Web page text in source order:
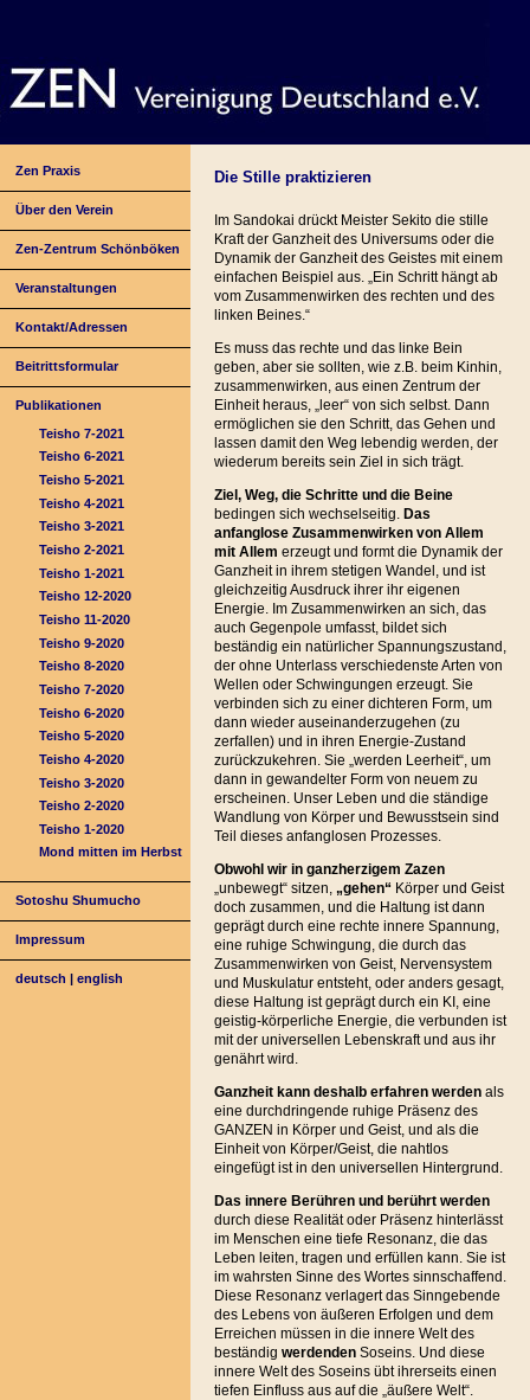
Zen Praxis
Über den Verein
Zen-Zentrum Schönböken
Veranstaltungen
Kontakt/Adressen
Beitrittsformular
Publikationen
Teisho 7-2021
Teisho 6-2021
Teisho 5-2021
Teisho 4-2021
Teisho 3-2021
Teisho 2-2021
Teisho 1-2021
Teisho 12-2020
Teisho 11-2020
Teisho 9-2020
Teisho 8-2020
Teisho 7-2020
Teisho 6-2020
Teisho 5-2020
Teisho 4-2020
Teisho 3-2020
Teisho 2-2020
Teisho 1-2020
Mond mitten im Herbst
Sotoshu Shumucho
Impressum
deutsch |english
Die Stille praktizieren
Im Sandokai drückt Meister Sekito die stille
Kraft der Ganzheit des Universums oder die
Dynamik der Ganzheit des Geistes mit einem
einfachen Beispiel aus. „Ein Schritt hängt ab
vom Zusammenwirken des rechten und des
linken Beines.“
Es muss das rechte und das linke Bein
geben, aber sie sollten, wie z.B. beim Kinhin,
zusammenwirken, aus einen Zentrum der
Einheit heraus, „leer“ von sich selbst. Dann
ermöglichen sie den Schritt, das Gehen und
lassen damit den Weg lebendig werden, der
wiederum bereits sein Ziel in sich trägt.
Ziel, Weg, die Schritte und die Beine
bedingen sich wechselseitig.Das
anfanglose Zusammenwirken von Allem
mit Allem erzeugt und formt die Dynamik der
Ganzheit in ihrem stetigen Wandel, und ist
gleichzeitig Ausdruck ihrer ihr eigenen
Energie. Im Zusammenwirken an sich, das
auch Gegenpole umfasst, bildet sich
beständig ein natürlicher Spannungszustand,
der ohne Unterlass verschiedenste Arten von
Wellen oder Schwingungen erzeugt. Sie
verbinden sich zu einer dichteren Form, um
dann wieder auseinanderzugehen (zu
zerfallen) und in ihren Energie-Zustand
zurückzukehren. Sie „werden Leerheit“, um
dann in gewandelter Form von neuem zu
erscheinen. Unser Leben und die ständige
Wandlung von Körper und Bewusstsein sind
Teil dieses anfanglosen Prozesses.
Obwohl wir in ganzherzigem Zazen
„unbewegt“ sitzen, „gehen“ Körper und Geist
doch zusammen, und die Haltung ist dann
geprägt durch eine rechte innere Spannung,
eine ruhige Schwingung, die durch das
Zusammenwirken von Geist, Nervensystem
und Muskulatur entsteht, oder anders gesagt,
diese Haltung ist geprägt durch ein KI, eine
geistig-körperliche Energie, die verbunden ist
mit der universellen Lebenskraft und aus ihr
genährt wird.
Ganzheit kann deshalb erfahren werdenals
eine durchdringende ruhige Präsenz des
GANZEN in Körper und Geist, und als die
Einheit von Körper/Geist, die nahtlos
eingefügt ist in den universellen Hintergrund.
Das innere Berühren und berührt werden
durch diese Realität oder Präsenz hinterlässt
im Menschen eine tiefe Resonanz, die das
Leben leiten, tragen und erfüllen kann. Sie ist
im wahrsten Sinne des Wortes sinnschaffend.
Diese Resonanz verlagert das Sinngebende
des Lebens von äußeren Erfolgen und dem
Erreichen müssen in die innere Welt des
beständig werdendenSoseins. Und diese
innere Welt des Soseins übt ihrerseits einen
tiefen Einfluss aus auf die „äußere Welt“.